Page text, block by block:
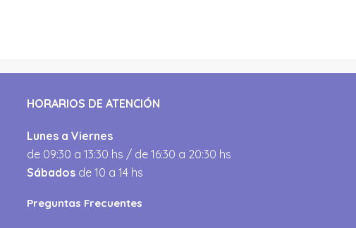
HORARIOS DE ATENCIÓN
Lunes a Viernes
de 09:30 a 13:30 hs / de 16:30 a 20:30 hs
Sábados de 10 a 14 hs
Preguntas Frecuentes